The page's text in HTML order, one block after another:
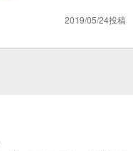
2019/05/24投稿